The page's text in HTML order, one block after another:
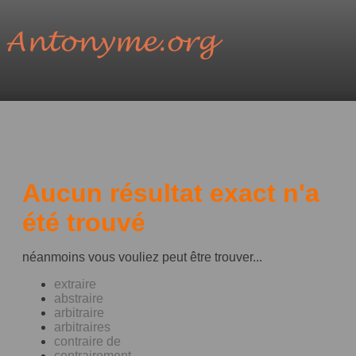
Aucun résultat exact n'a
été trouvé
néanmoins vous vouliez peut être trouver...
extraire
abstraire
arbitraire
arbitraires
contraire de